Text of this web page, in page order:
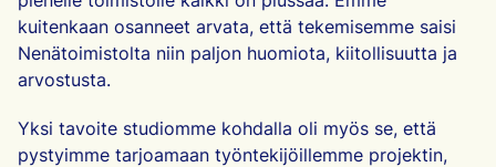
kuitenkaan osanneet arvata, että tekemisemme saisi
Nenätoimistolta niin paljon huomiota, kiitollisuutta ja
arvostusta.
Yksi tavoite studiomme kohdalla oli myös se, että
pystyimme tarjoamaan työntekijöillemme projektin,